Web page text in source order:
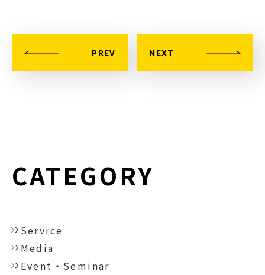
PREV NEXT
CATEGORY
Service
Media
Event・Seminar